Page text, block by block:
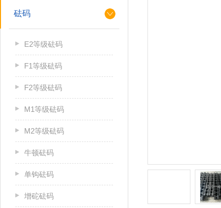
砝码
E2等级砝码
F1等级砝码
F2等级砝码
M1等级砝码
M2等级砝码
牛顿砝码
单钩砝码
增砣砝码